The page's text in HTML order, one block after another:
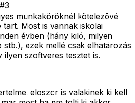
#3
munkaköröknél kötelezõvé
tart. Most is vannak iskolai
évben (hány kiló, milyen
stb.), ezek mellé csak elhatározás
ilyen szoftveres tesztet is.
eloszor is valakinek ki kell